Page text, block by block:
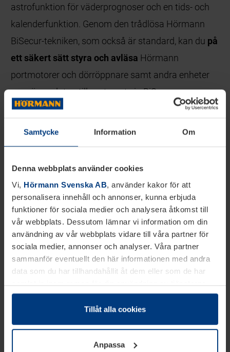
Samtycke Information Om
Denna webbplats använder cookies
Vi, Hörmann Svenska AB, använder kakor för att
personalisera innehåll och annonser, kunna erbjuda
funktioner för sociala medier och analysera åtkomst till
vår webbplats. Dessutom lämnar vi information om din
användning av vår webbplats vidare till våra partner för
sociala medier, annonser och analyser. Våra partner
sammanför eventuellt den här informationen med andra
data som du har tillhandahållit åt dem eller som de har
samlat in inom ramen för din användning av tjänsterna.
Juridiskt kan vi lagra kakor på din enhet, om de är
absolut nödvändiga för driften av den här webbplatsen.
godkännande kan du när som helst ändra eller återkalla i
informationen om kakor underDataskyddsförklaring
Tillåt alla cookies
Anpassa
astrofunktion för väderprognoser och en tids- och
kalenderfunktion. Genom den trådlösa Hörmann
BiSecur-tekniken, som också är standard, kan du på
ett säkert sätt styra och avläsa Hörmann
portmotorer och dörröppnare samt andra enheter
som är anslutna till systemet via BiSecur-
fjärrmottagaren.